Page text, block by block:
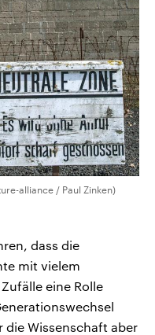
alliance / Paul Zinken)
dass die
mit vielem
eine Rolle
die Wissenschaft aber